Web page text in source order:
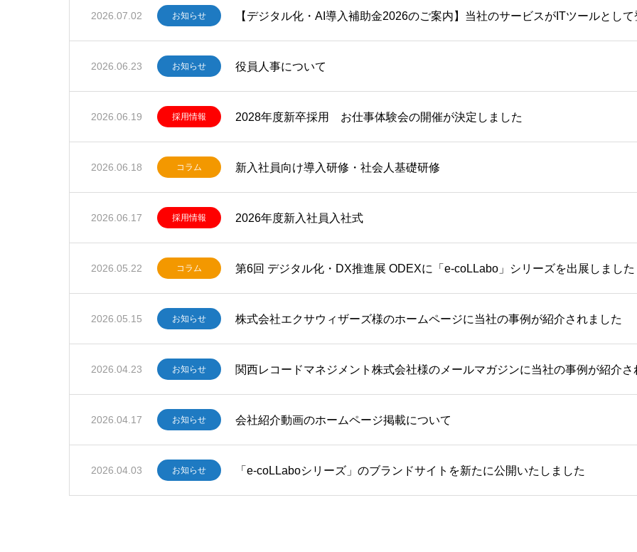
2026.07.02 お知らせ 【デジタル化・AI導入補助金2026のご案内】当社のサービスがITツールとし
2026.06.23 お知らせ 役員人事について
2026.06.19 採用情報 2028年度新卒採用 お仕事体験会の開催が決定しました
2026.06.18 コラム 新入社員向け導入研修・社会人基礎研修
2026.06.17 採用情報 2026年度新入社員入社式
2026.05.22 コラム 第6回 デジタル化・DX推進展 ODEXに「e-coLLabo」シリーズを出展しました
2026.05.15 お知らせ 株式会社エクサウィザーズ様のホームページに当社の事例が紹介されました
2026.04.23 お知らせ 関西レコードマネジメント株式会社様のメールマガジンに当社の事例が紹介さ
2026.04.17 お知らせ 会社紹介動画のホームページ掲載について
2026.04.03 お知らせ 「e-coLLaboシリーズ」のブランドサイトを新たに公開いたしました